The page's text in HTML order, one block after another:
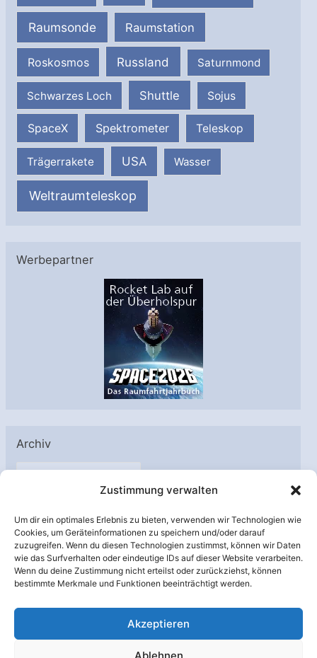
Zustimmung verwalten
Um dir ein optimales Erlebnis zu bieten, verwenden wir Technologien wie
Cookies, um Geräteinformationen zu speichern und/oder darauf
zuzugreifen. Wenn du diesen Technologien zustimmst, können wir Daten
wie das Surfverhalten oder eindeutige IDs auf dieser Website verarbeiten.
Wenn du deine Zustimmung nicht erteilst oder zurückziehst, können
bestimmte Merkmale und Funktionen beeinträchtigt werden.
Akzeptieren
Ablehnen
Raumsonde Raumstation
Roskosmos Russland Saturnmond
Schwarzes Loch Shuttle Sojus
SpaceX Spektrometer Teleskop
Trägerrakete USA Wasser
Weltraumteleskop
Werbepartner
Archiv
A
h
i
v
Unterstützt von: